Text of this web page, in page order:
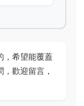
，希望能覆蓋
歡迎留言，